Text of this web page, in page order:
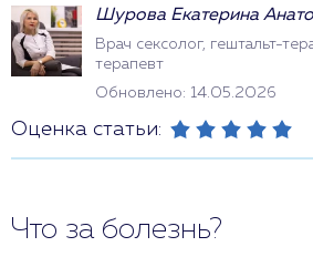
Шурова Екатерина
Врач сексолог, гештальт-
терапевт
Обновлено: 14.05.2026
Оценка статьи:
Что за болезнь?